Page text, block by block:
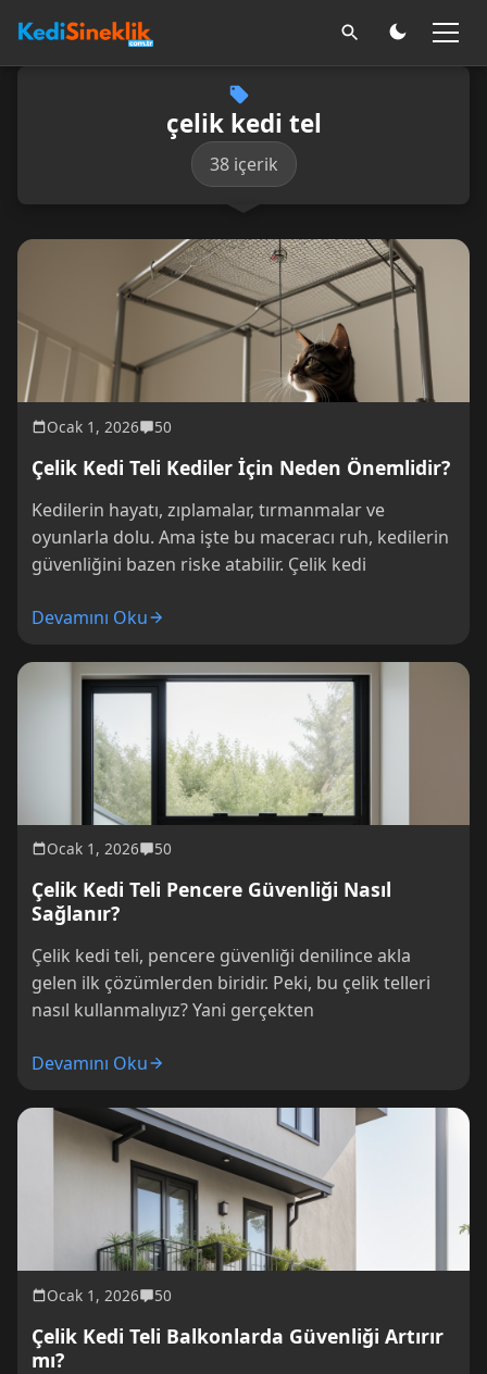
çelik kedi tel
38 içerik
Ocak 1, 2026 50
Çelik Kedi Teli Kediler İçin Neden Önemlidir?
Kedilerin hayatı, zıplamalar, tırmanmalar ve
oyunlarla dolu. Ama işte bu maceracı ruh, kedilerin
güvenliğini bazen riske atabilir. Çelik kedi
Devamını Oku
Ocak 1, 2026 50
Çelik Kedi Teli Pencere Güvenliği Nasıl
Sağlanır?
Çelik kedi teli, pencere güvenliği denilince akla
gelen ilk çözümlerden biridir. Peki, bu çelik telleri
nasıl kullanmalıyız? Yani gerçekten
Devamını Oku
Ocak 1, 2026 50
Çelik Kedi Teli Balkonlarda Güvenliği Artırır
mı?